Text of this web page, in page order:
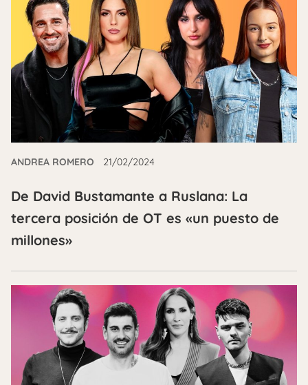
ANDREA ROMERO 21/02/2024
De David Bustamante a Ruslana: La
tercera posición de OT es «un puesto de
millones»